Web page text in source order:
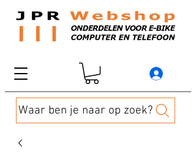
Waar ben je naar op zoek?